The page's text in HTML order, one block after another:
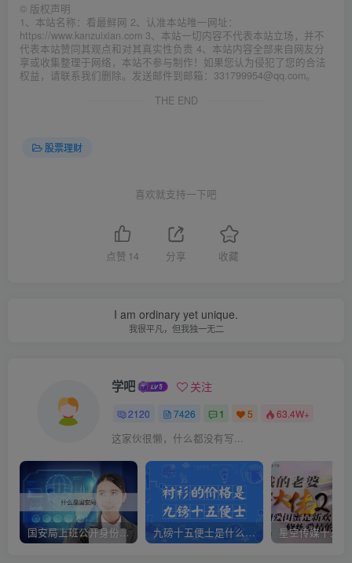
© 版权声明
1、本站名称：看最鲜网 2、认准本站唯一网址：
https://www.kanzuixian.com 3、本站一切内容不代表本站立场，并不
代表本站赞同其观点和对其真实性负责 4、本站内容全部来自网友分
享或收集整理于网络，本站不参与制作！如果您认为侵犯了您的合法
权益，请联系我们删除。发送邮件到邮箱：331799954@qq.com。
THE END
股票理财
喜欢就支持一下吧
点赞 14 分享 收藏
I am ordinary yet unique.
我很平凡，但我独一无二
学吧 关注
2120 7426 1 5 63.4W+
这家伙很懒，什么都没有写...
国安局上班公开身份是什么（国安身份对家人保密吗） 九磅十五便士是什么意思（九磅十五便士是什么梗）